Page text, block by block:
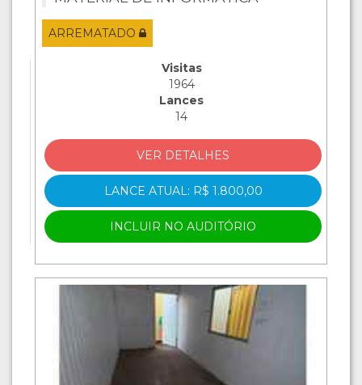
ARREMATADO
Visitas
1964
Lances
14
VER DETALHES
LANCE ATUAL: R$ 1.800,00
INCLUIR NO AUDITÓRIO